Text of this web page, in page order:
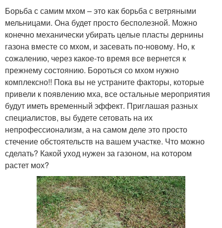
Борьба с самим мхом – это как борьба с ветряными
мельницами. Она будет просто бесполезной. Можно
конечно механически убирать целые пласты дернины
газона вместе со мхом, и засевать по-новому. Но, к
сожалению, через какое-то время все вернется к
прежнему состоянию. Бороться со мхом нужно
комплексно!! Пока вы не устраните факторы, которые
привели к появлению мха, все остальные мероприятия
будут иметь временный эффект. Приглашая разных
специалистов, вы будете сетовать на их
непрофессионализм, а на самом деле это просто
стечение обстоятельств на вашем участке. Что можно
сделать? Какой уход нужен за газоном, на котором
растет мох?